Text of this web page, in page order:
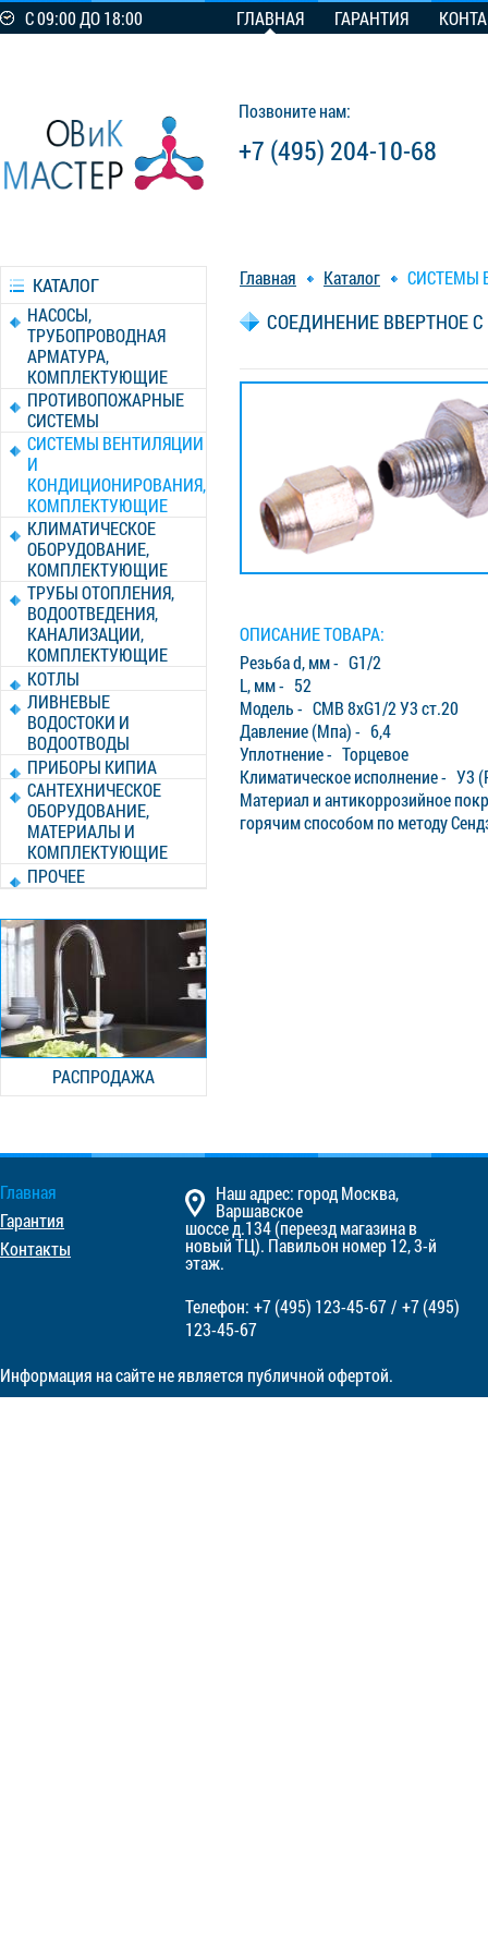
С 09:00 ДО 18:00 ГЛАВНАЯ ГАРАНТИЯ
Позвоните нам:
+7 (495) 204-10-68
КАТАЛОГ
НАСОСЫ,
ТРУБОПРОВОДНАЯ
АРМАТУРА,
КОМПЛЕКТУЮЩИЕ
ПРОТИВОПОЖАРНЫЕ
СИСТЕМЫ
СИСТЕМЫ ВЕНТИЛЯЦИИ
И
КОНДИЦИОНИРОВАНИЯ,
КОМПЛЕКТУЮЩИЕ
КЛИМАТИЧЕСКОЕ
ОБОРУДОВАНИЕ,
КОМПЛЕКТУЮЩИЕ
ТРУБЫ ОТОПЛЕНИЯ,
ВОДООТВЕДЕНИЯ,
КАНАЛИЗАЦИИ,
КОМПЛЕКТУЮЩИЕ
КОТЛЫ
ЛИВНЕВЫЕ
ВОДОСТОКИ И
ВОДООТВОДЫ
ПРИБОРЫ КИПИА
САНТЕХНИЧЕСКОЕ
ОБОРУДОВАНИЕ,
МАТЕРИАЛЫ И
КОМПЛЕКТУЮЩИЕ
ПРОЧЕЕ
РАСПРОДАЖА
Главная Каталог СИСТЕМЫ
СОЕДИНЕНИЕ ВВЕРТНОЕ
ОПИСАНИЕ ТОВАРА:
Резьба d, мм - G1/2
L, мм - 52
Модель - СМВ 8хG1/2 У3 ст.20
Давление (Мпа) - 6,4
Уплотнение - Торцевое
Климатическое исполнение - У3
Материал и антикоррозийное
горячим способом по методу
Главная
Гарантия
Контакты
Наш адрес: город Москва,
Варшавское
шоссе д.134 (переезд магазина в
новый ТЦ). Павильон номер 12, 3-й
этаж.
Телефон: +7 (495) 123-45-67/ +7 (495)
123-45-67
Информация на сайте не является публичной офертой.